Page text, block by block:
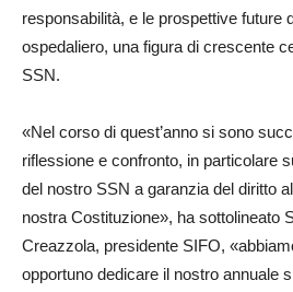
responsabilità, e le prospettive future
ospedaliero, una figura di crescente
SSN.
«Nel corso di quest’anno si sono
riflessione e confronto, in particolare
del nostro SSN a garanzia del diritto
nostra Costituzione», ha sottolineato
Creazzola, presidente SIFO,
opportuno dedicare il nostro annuale